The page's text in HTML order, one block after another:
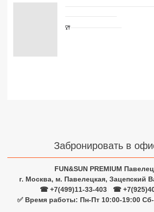
Забронировать в
FUN&SUN PREMIUM
г. Москва, м. Павелецкая, Зацепский
☎ +7(499)11-33-403
☎
✅ Время работы: Пн-Пт 10:00-19:00
Сетевые отели Египта
Сетевые отели Мальдив
Сетевые отели Бали
Сетевые отели Сейшел